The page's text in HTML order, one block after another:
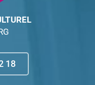
18